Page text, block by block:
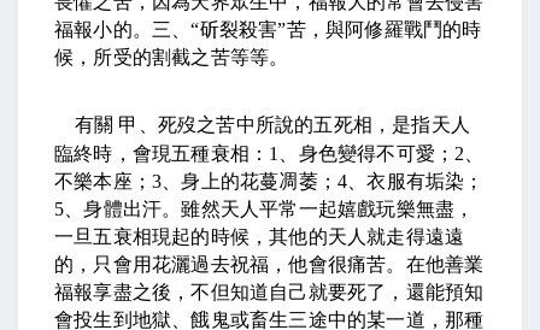
福報小的。三、“斫裂殺害”苦，與阿修羅戰鬥的時
候，所受的割截之苦等等。
有關 甲、死歿之苦中所說的五死相，是指天人
臨終時，會現五種衰相： 1 、身色變得不可愛； 2
不樂本座； 3 、身上的花蔓凋萎；4 、衣服有垢染；
5 、身體出汗。雖然天人平常一起嬉戲玩樂無盡，
一旦五衰相現起的時候，其他的天人就走得遠遠
的，只會用花灑過去祝福，他會很痛苦。在他善業
福報享盡之後，不但知道自己就要死了，還能預知
會投生到地獄、餓鬼或畜生三途中的某一道，那種